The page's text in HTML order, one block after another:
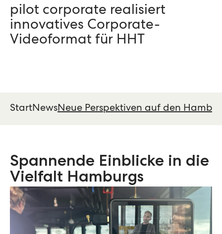
pilot corporate realisiert
innovatives Corporate-
Videoformat für HHT
StartNewsNeue Perspektiven auf den
Spannende Einblicke in die
Vielfalt Hamburgs